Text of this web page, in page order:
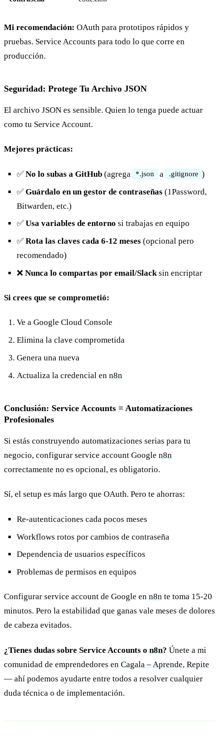
Mi recomendación: OAuth para prototipos rápidos y
pruebas. Service Accounts para todo lo que corre en
producción.
Seguridad: Protege Tu Archivo JSON
El archivo JSON es sensible. Quien lo tenga puede actuar
como tu Service Account.
Mejores prácticas:
✅ No lo subas a GitHub(agrega *.json a .gitignore )
✅ Guárdalo en un gestor de contraseñas(1Password,
Bitwarden, etc.)
✅ Usa variables de entorno si trabajas en equipo
✅ Rota las claves cada 6-12 meses(opcional pero
recomendado)
❌ Nunca lo compartas por email/Slacksin encriptar
Si crees que se comprometió:
Ve a Google Cloud Console
Elimina la clave comprometida
Genera una nueva
Actualiza la credencial en n8n
Conclusión: Service Accounts = Automatizaciones
Profesionales
Si estás construyendo automatizaciones serias para tu
negocio, configurar service account Google n8n
correctamente no es opcional, es obligatorio.
Sí, el setup es más largo que OAuth. Pero te ahorras:
Re-autenticaciones cada pocos meses
Workflows rotos por cambios de contraseña
Dependencia de usuarios específicos
Problemas de permisos en equipos
Configurar service account de Google en n8n te toma 15-20
minutos. Pero la estabilidad que ganas vale meses de dolores
de cabeza evitados.
¿Tienes dudas sobre Service Accounts o n8n? Únete a mi
comunidad de emprendedores en Cagala – Aprende, Repite
— ahí podemos ayudarte entre todos a resolver cualquier
duda técnica o de implementación.